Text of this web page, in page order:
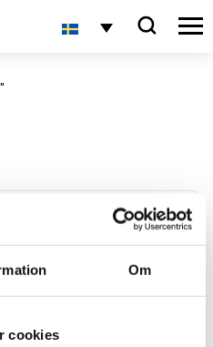
Om
cookies
Kranvåg